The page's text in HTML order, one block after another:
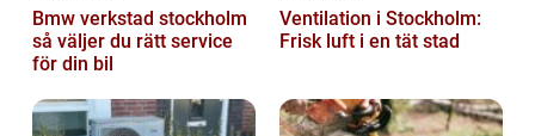
Bmw verkstad stockholm
så väljer du rätt service
för din bil
Ventilation i Stockholm:
Frisk luft i en tät stad